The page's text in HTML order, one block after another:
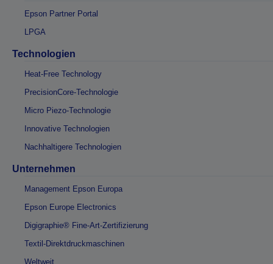
Epson Partner Portal
LPGA
Technologien
Heat-Free Technology
PrecisionCore-Technologie
Micro Piezo-Technologie
Innovative Technologien
Nachhaltigere Technologien
Unternehmen
Management Epson Europa
Epson Europe Electronics
Digigraphie® Fine-Art-Zertifizierung
Textil-Direktdruckmaschinen
Weltweit